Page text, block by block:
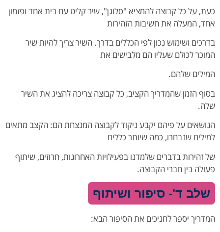
כעת, על כל קבוצה להמציא "סלוגן", שיר קליט עם בית אחד ופזמון
אחד, המעלה את חשיבות הזהירות
בדרכים ושימוש נכון לפי הכללים בדרך. השיר צריך להיות שיר
המוכר לכולם שעליו הם מלבישים את
המילים שלהם.
בסוף הזמן שהמדריך הקציב, כל קבוצה צריכה להציג את השיר
שלה.
הנושאים על פיהם יקבע ניקוד לקבוצה המנצחת הם: הקצב מתאים
למילים שנבחרו, כמה שיותר כללים
של זהירות בדברים שלמדנו בפעילויות האחרונות, חרוזים, שיתוף
פעולה בין חברי הקבוצה.
שלב ד'- סיפור ושיתוף
המדריך יספר לחניכים את הסיפור הבא: